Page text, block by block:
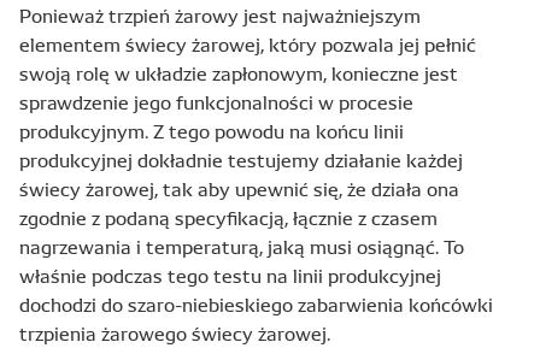
Ponieważ trzpień żarowy jest najważniejszym
elementem świecy żarowej, który pozwala jej pełnić
swoją rolę w układzie zapłonowym, konieczne jest
sprawdzenie jego funkcjonalności w procesie
produkcyjnym. Z tego powodu na końcu linii
produkcyjnej dokładnie testujemy działanie każdej
świecy żarowej, tak aby upewnić się, że działa ona
zgodnie z podaną specyfikacją, łącznie z czasem
nagrzewania i temperaturą, jaką musi osiągnąć. To
właśnie podczas tego testu na linii produkcyjnej
dochodzi do szaro-niebieskiego zabarwienia końcówki
trzpienia żarowego świecy żarowej.